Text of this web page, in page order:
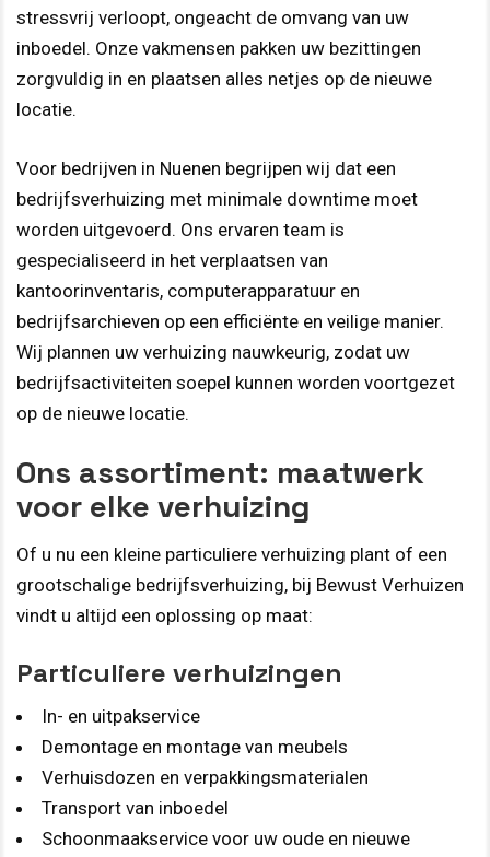
stressvrij verloopt, ongeacht de omvang van uw
inboedel. Onze vakmensen pakken uw bezittingen
zorgvuldig in en plaatsen alles netjes op de nieuwe
locatie.
Voor bedrijven in Nuenen begrijpen wij dat een
bedrijfsverhuizing met minimale downtime moet
worden uitgevoerd. Ons ervaren team is
gespecialiseerd in het verplaatsen van
kantoorinventaris, computerapparatuur en
bedrijfsarchieven op een efficiënte en veilige manier.
Wij plannen uw verhuizing nauwkeurig, zodat uw
bedrijfsactiviteiten soepel kunnen worden voortgezet
op de nieuwe locatie.
Ons assortiment: maatwerk
voor elke verhuizing
Of u nu een kleine particuliere verhuizing plant of een
grootschalige bedrijfsverhuizing, bij Bewust Verhuizen
vindt u altijd een oplossing op maat:
Particuliere verhuizingen
In- en uitpakservice
Demontage en montage van meubels
Verhuisdozen en verpakkingsmaterialen
Transport van inboedel
Schoonmaakservice voor uw oude en nieuwe